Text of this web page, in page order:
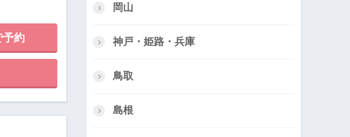
予約
岡山
神戸・姫路・兵庫
鳥取
島根